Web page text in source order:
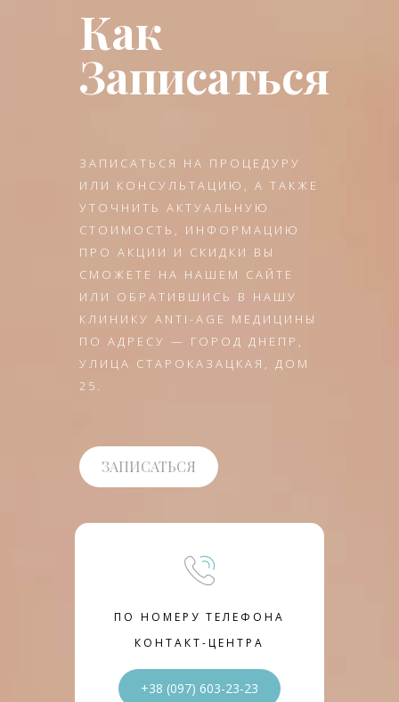
Как
Записаться
ЗАПИСАТЬСЯ НА ПРОЦЕДУРУ
ИЛИ КОНСУЛЬТАЦИЮ, А ТАКЖЕ
УТОЧНИТЬ АКТУАЛЬНУЮ
СТОИМОСТЬ, ИНФОРМАЦИЮ
ПРО АКЦИИ И СКИДКИ ВЫ
СМОЖЕТЕ НА НАШЕМ САЙТЕ
ИЛИ ОБРАТИВШИСЬ В НАШУ
КЛИНИКУ ANTI-AGE МЕДИЦИНЫ
ПО АДРЕСУ — ГОРОД ДНЕПР,
УЛИЦА СТАРОКАЗАЦКАЯ, ДОМ
25.
ЗАПИСАТЬСЯ
ПО НОМЕРУ ТЕЛЕФОНА
КОНТАКТ-ЦЕНТРА
+38 (097) 603-23-23